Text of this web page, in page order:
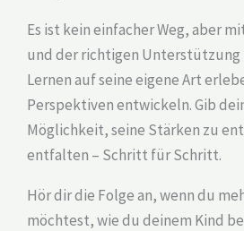
Es ist kein einfacher Weg, aber
und der richtigen Unterstützung
Lernen auf seine eigene Art
Perspektiven entwickeln. Gib
Möglichkeit, seine Stärken zu
entfalten – Schritt für Schritt.
Hör dir die Folge an, wenn du
möchtest, wie du deinem Kind